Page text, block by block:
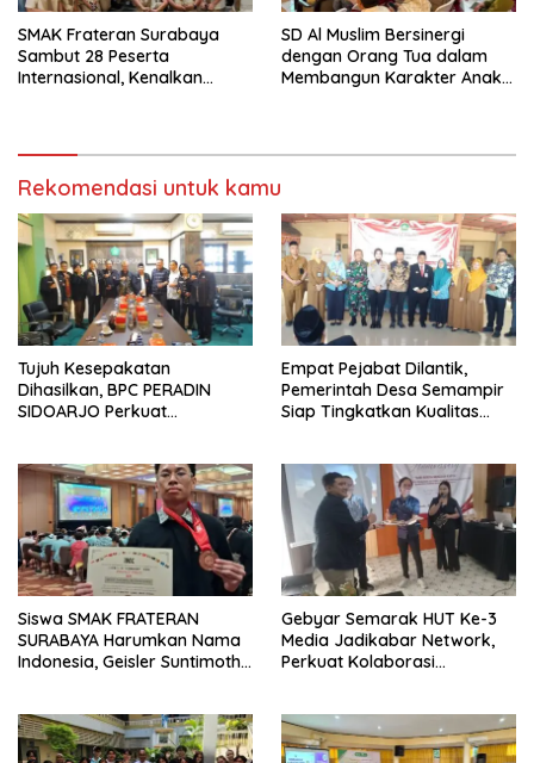
SMAK Frateran Surabaya
Sambut 28 Peserta
Internasional, Kenalkan
SD Al Muslim Bersinergi
dengan Orang Tua dalam
Membangun Karakter Anak
Rekomendasi untuk kamu
Tujuh Kesepakatan
Dihasilkan, BPC PERADIN
SIDOARJO Perkuat
Empat Pejabat Dilantik,
Pemerintah Desa Semampir
Siap Tingkatkan Kualitas
Siswa SMAK FRATERAN
SURABAYA Harumkan Nama
Indonesia, Geisler Suntimothy
Gebyar Semarak HUT Ke-3
Media Jadikabar Network,
Perkuat Kolaborasi
Pariwisata Kota Malang